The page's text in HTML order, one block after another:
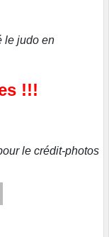
le judo en
!!!
le crédit-photos